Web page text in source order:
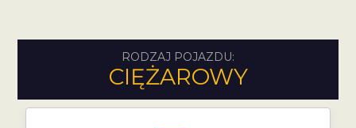
RODZAJ POJAZDU:
CIĘŻAROWY